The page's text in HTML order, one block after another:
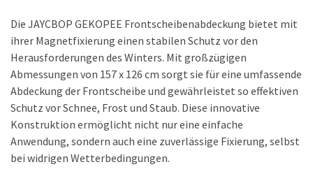
Die JAYCBOP GEKOPEE Frontscheibenabdeckung bietet mit
ihrer Magnetfixierung einen stabilen Schutz vor den
Herausforderungen des Winters. Mit großzügigen
Abmessungen von 157 x 126 cm sorgt sie für eine umfassende
Abdeckung der Frontscheibe und gewährleistet so effektiven
Schutz vor Schnee, Frost und Staub. Diese innovative
Konstruktion ermöglicht nicht nur eine einfache
Anwendung, sondern auch eine zuverlässige Fixierung, selbst
bei widrigen Wetterbedingungen.